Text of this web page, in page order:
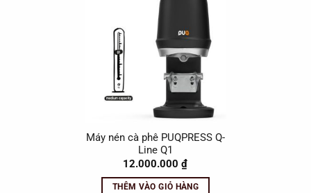
Máy nén cà phê PUQPRESS Q-
Line Q1
12.000.000₫
THÊM VÀO GIỎ HÀNG